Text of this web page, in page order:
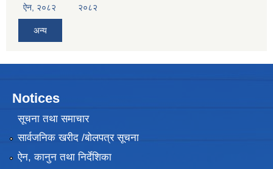
ऐन, २०८२
२०८२
अन्य
Notices
सूचना तथा समाचार
सार्वजनिक खरीद /बोलपत्र सूचना
ऐन, कानुन तथा निर्देशिका